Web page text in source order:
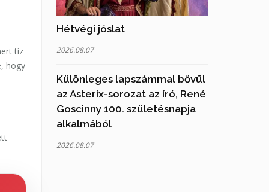
tíz
hogy
Hétvégi jóslat
2026.08.07
Különleges lapszámmal bővül
az Asterix-sorozat az író, René
Goscinny 100. születésnapja
alkalmából
2026.08.07